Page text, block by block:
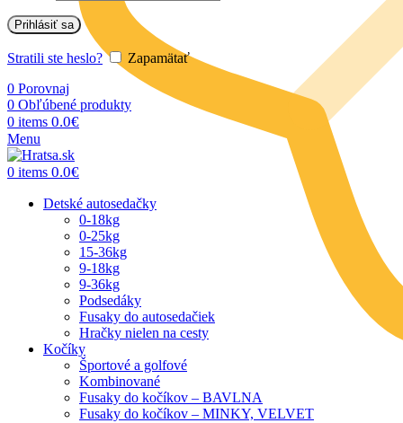
Prihlásiť sa
Stratili ste heslo?
Zapamätať
0 Porovnaj
0 Obľúbené produkty
0 items 0.0€
Menu
0 items 0.0€
Detské autosedačky
0-18kg
0-25kg
15-36kg
9-18kg
9-36kg
Podsedáky
Fusaky do autosedačiek
Hračky nielen na cesty
Kočíky
Športové a golfové
Kombinované
Fusaky do kočíkov – BAVLNA
Fusaky do kočíkov – MINKY, VELVET